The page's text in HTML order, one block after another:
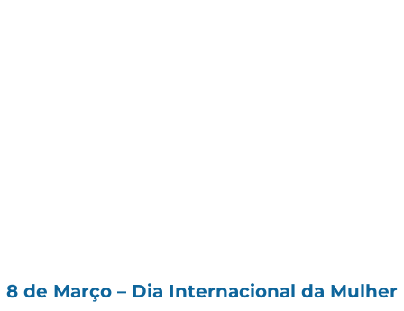
8 de Março – Dia Internacional da Mulher